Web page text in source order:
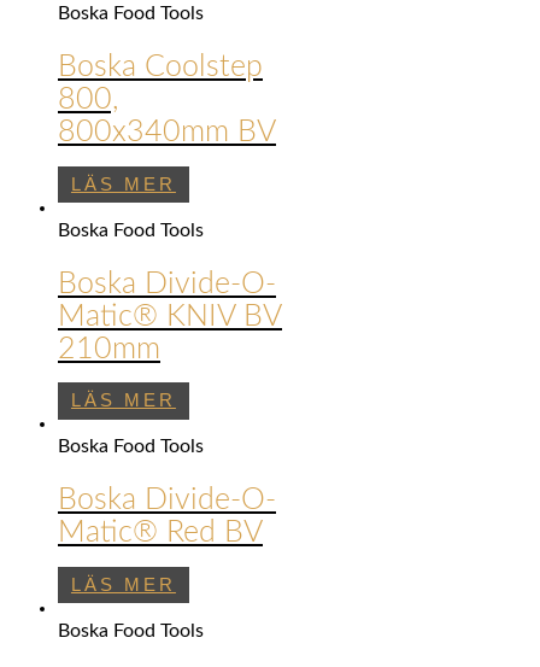
Boska Food Tools
Boska Coolstep
800,
800x340mm BV
LÄS MER
Boska Food Tools
Boska Divide-O-
Matic® KNIV BV
210mm
LÄS MER
Boska Food Tools
Boska Divide-O-
Matic® Red BV
LÄS MER
Boska Food Tools